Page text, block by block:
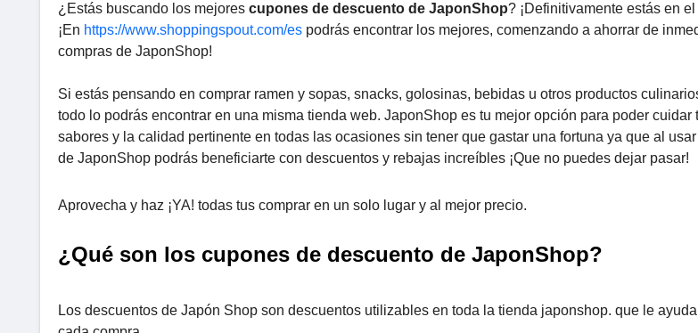
¿Estás buscando los mejores cupones de descuento de JaponShop? ¡Definitivamente estás en
¡En https://www.shoppingspout.com/es podrás encontrar los mejores, comenzando a ahorrar de
compras de JaponShop!
Si estás pensando en comprar ramen y sopas, snacks, golosinas, bebidas u otros productos
todo lo podrás encontrar en una misma tienda web. JaponShop es tu mejor opción para poder cuidar
sabores y la calidad pertinente en todas las ocasiones sin tener que gastar una fortuna ya que al
de JaponShop podrás beneficiarte con descuentos y rebajas increíbles ¡Que no puedes dejar pasar!
Aprovecha y haz ¡YA! todas tus comprar en un solo lugar y al mejor precio.
¿Qué son los cupones de descuento de JaponShop?
Los descuentos de Japón Shop son descuentos utilizables en toda la tienda japonshop. que le